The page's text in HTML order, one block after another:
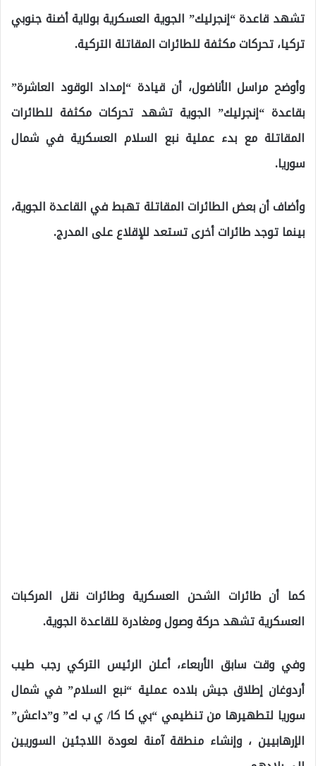
تشهد قاعدة “إنجرليك” الجوية العسكرية بولاية أضنة جنوبي
تركيا، تحركات مكثفة للطائرات المقاتلة التركية.
وأوضح مراسل الأناضول، أن قيادة “إمداد الوقود العاشرة”
بقاعدة “إنجرليك” الجوية تشهد تحركات مكثفة للطائرات
المقاتلة مع بدء عملية نبع السلام العسكرية في شمال
سوريا.
وأضاف أن بعض الطائرات المقاتلة تهبط في القاعدة الجوية،
بينما توجد طائرات أخرى تستعد للإقلاع على المدرج.
كما أن طائرات الشحن العسكرية وطائرات نقل المركبات
العسكرية تشهد حركة وصول ومغادرة للقاعدة الجوية.
وفي وقت سابق الأربعاء، أعلن الرئيس التركي رجب طيب
أردوغان إطلاق جيش بلاده عملية “نبع السلام” في شمال
سوريا لتطهيرها من تنظيمي “بي كا كا/ ي ب ك” و”داعش”
الإرهابيين ، وإنشاء منطقة آمنة لعودة اللاجئين السوريين